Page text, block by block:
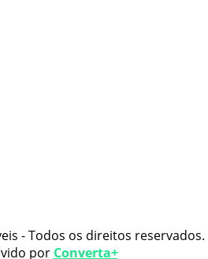
- Todos os direitos reservados.
por Converta+